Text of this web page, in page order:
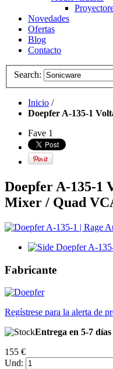
Novedades
Ofertas
Blog
Contacto
Search:
Inicio /
Doepfer A-135-1
Fave 1
Doepfer A-135-1
Mixer / Quad
Fabricante
Regístrese para la alerta de
Entrega en 5-7 días
155 €
Und: